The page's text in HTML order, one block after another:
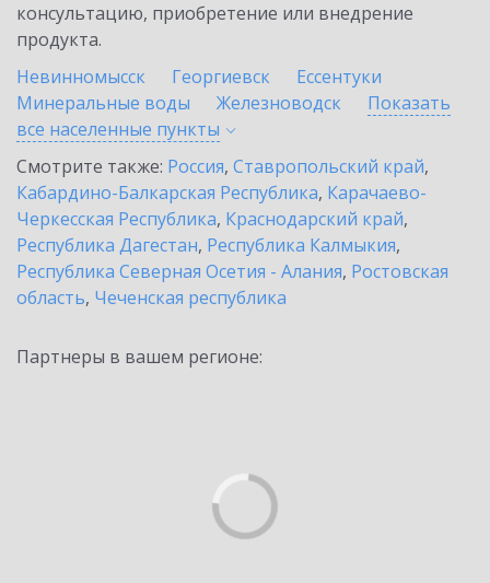
консультацию, приобретение или внедрение
продукта.
Невинномысск
Георгиевск
Ессентуки
Минеральные воды
Железноводск
Показать
все населенные пункты
Смотрите также: Россия, Ставропольский край,
Кабардино-Балкарская Республика, Карачаево-
Черкесская Республика, Краснодарский край,
Республика Дагестан, Республика Калмыкия,
Республика Северная Осетия - Алания, Ростовская
область, Чеченская республика
Партнеры в вашем регионе: